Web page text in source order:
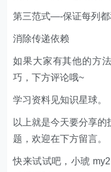
第三范式—-保证每列都
消除传递依赖
如果大家有其他的方
巧，下方评论哦~
学习资料见知识星球。
以上就是今天要分享
题，欢迎在下方留言。
快来试试吧，小琥